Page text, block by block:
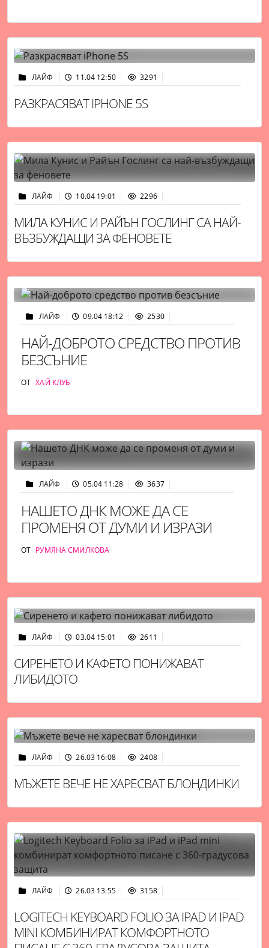
ЛАЙФ 11.04 12:50 3291
РАЗКРАСЯВАТ IPHONE 5S
ЛАЙФ 10.04 19:01 2296
МИЛА КУНИС И РАЙЪН ГОСЛИНГ СА НАЙ-
ВЪЗБУЖДАЩИ ЗА ФЕНОВЕТЕ
ЛАЙФ 09.04 18:12 2530
НАЙ-ДОБРОТО СРЕДСТВО ПРОТИВ
БЕЗСЪНИЕ
ОТ ХАЙ КЛУБ
ЛАЙФ 05.04 11:28 3637
НАШЕТО ДНК МОЖЕ ДА СЕ
ПРОМЕНЯ ОТ ДУМИ И ИЗРАЗИ
ОТ РУМЯНА СМИЛКОВА
ЛАЙФ 03.04 15:01 2611
СИРЕНЕТО И КАФЕТО ПОНИЖАВАТ
ЛИБИДОТО
ЛАЙФ 26.03 16:08 2408
МЪЖЕТЕ ВЕЧЕ НЕ ХАРЕСВАТ БЛОНДИНКИ
ЛАЙФ 26.03 13:55 3158
LOGITECH KEYBOARD FOLIO ЗА IPAD И IPAD
MINI КОМБИНИРАТ КОМФОРТНОТО